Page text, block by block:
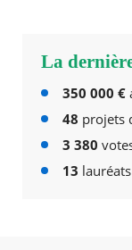
La
350 000 €
48 projets
3 380
13 lauréats